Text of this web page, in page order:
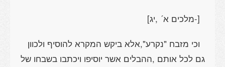
[-מלכים א´ ,יג]
וכי מזבח "נקרע",אלא ביקש המקרא להוסיף ולכוון
גם לכל אותם ,ההבלים אשר יוסיפו ויכתבו בשבחו של